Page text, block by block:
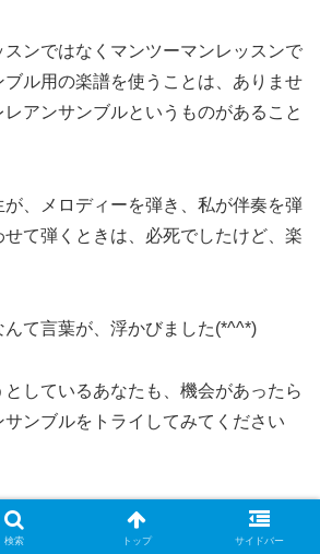
ンではなくマンツーマンレッスンで
ブル用の楽譜を使うことは、ありませ
アンサンブルというものがあること
が、メロディーを弾き、私が伴奏を弾
せて弾くときは、必死でしたけど、楽
んて言葉が、浮かびました(*^^*)
しているあなたも、機会があったら
ンブルをトライしてみてください
検索 トップ サイドバー